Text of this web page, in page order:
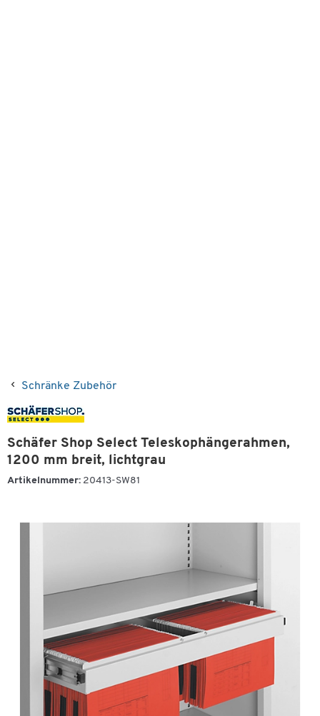
Schränke Zubehör
Schäfer Shop Select Teleskophängerahmen,
1200 mm breit, lichtgrau
Artikelnummer: 20413-SW81